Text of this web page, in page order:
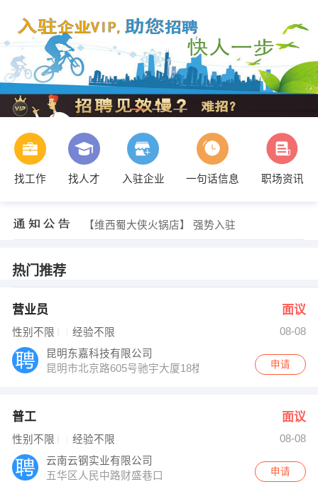
找工作 找人才 入驻企业 一句话信息 职场资讯
【维西蜀大侠火锅店】 强势入驻
荣先生 发布 [驾驶员 ] 招聘信息
人事部 发布 [商务司机 ] 招聘信息
【维西蜀大侠火锅店】 强势入驻
热门推荐
营业员 面议
性别不限 经验不限
08-08
昆明东嘉科技有限公司
昆明市北京路605号驰宇大厦18楼B座
申请
普工 面议
性别不限 经验不限
08-08
云南云钢实业有限公司
五华区人民中路财盛巷口
申请